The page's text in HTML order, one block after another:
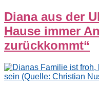
Diana aus der
Hause immer
zurückkommt“